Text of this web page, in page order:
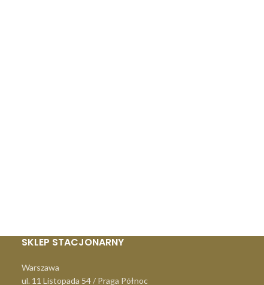
SKLEP STACJONARNY
Warszawa
ul. 11 Listopada 54 / Praga Północ